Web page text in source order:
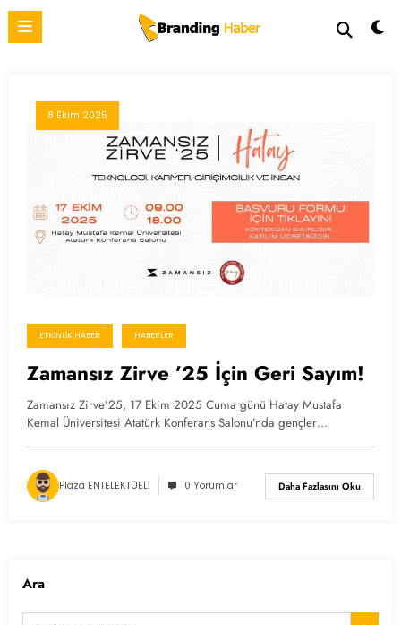
İçeriğe
8 Ekim 2025
ETKINLIK HABER HABERLER
Zamansız Zirve ’25 İçin Geri Sayım!
Zamansız Zirve’25, 17 Ekim 2025 Cuma günü Hatay Mustafa
Kemal Üniversitesi Atatürk Konferans Salonu’nda gençler…
Plaza ENTELEKTÜELİ 0 Yorumlar Daha Fazlasını Oku
Ara